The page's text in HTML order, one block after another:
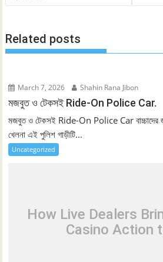
Related posts
March 7, 2026 Shahin Rana Jibon
মজবুত ও টেকসই Ride-On Police Car.
মজবুত ও টেকসই Ride-On Police Car বাচ্চাদের
খেলনা এই পুলিশ গাড়ীটি...
Uncategorized
How Live Dealers
Casino Action